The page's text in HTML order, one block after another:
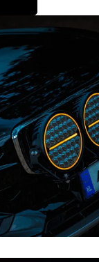
dat deze LED
kleur of vorm niet
een kijkje op onze
vind u hier wel het